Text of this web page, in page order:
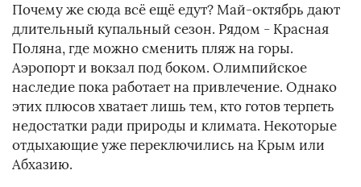
Почему же сюда всё ещё едут? Май-октябрь дают
длительный купальный сезон. Рядом - Красная
Поляна, где можно сменить пляж на горы.
Аэропорт и вокзал под боком. Олимпийское
наследие пока работает на привлечение. Однако
этих плюсов хватает лишь тем, кто готов терпеть
недостатки ради природы и климата. Некоторые
отдыхающие уже переключились на Крым или
Абхазию.